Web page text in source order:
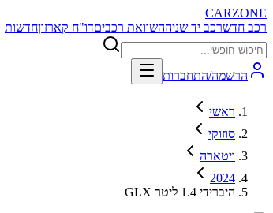
CARZONE
רכב חדשרכב יד שניההשוואת רכביםדו"ח קארזוןחדשות
הרשמה/התחברות
ראשי
סוזוקי
ויטארה
2024
GLX היברידי 1.4 ליטר